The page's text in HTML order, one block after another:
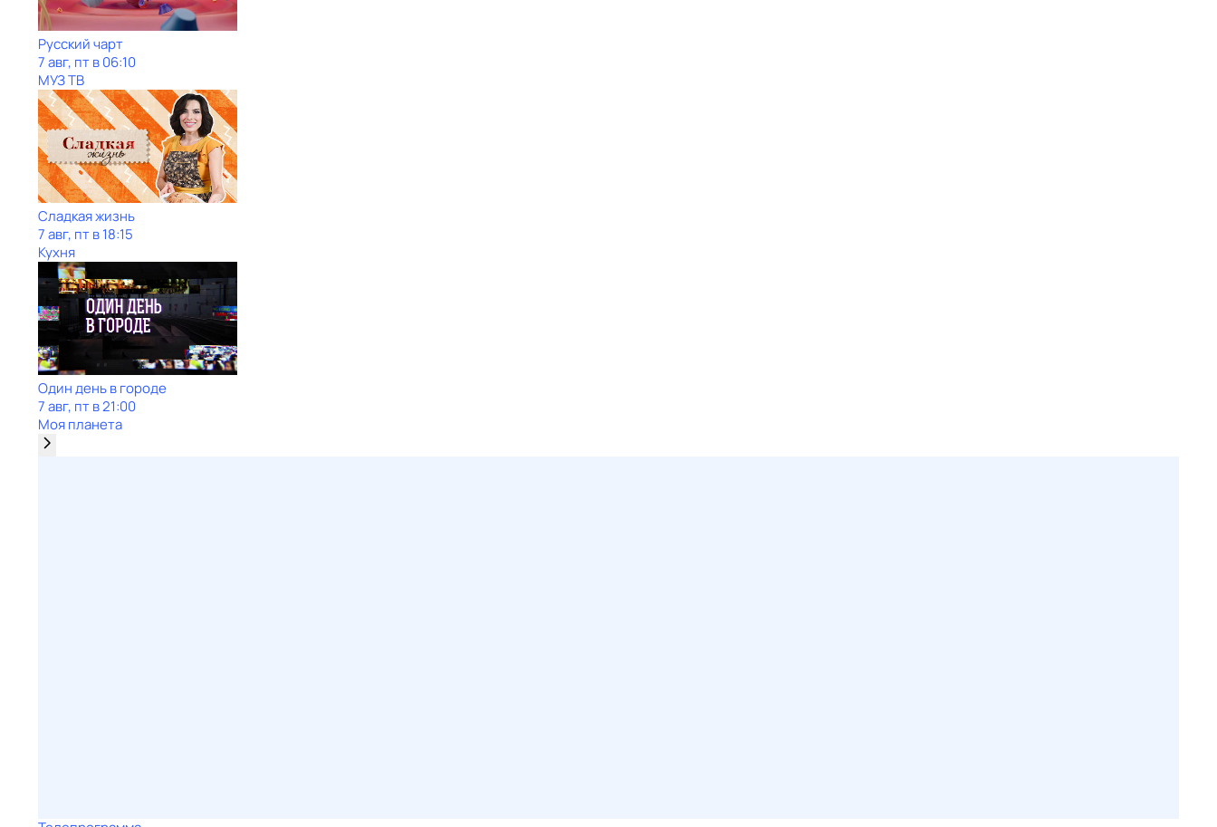
Рycский чарт
7 авг, пт в 06:10
МУЗ ТВ
Сладкая жизнь
7 авг, пт в 18:15
Кухня
Один день в городе
7 авг, пт в 21:00
Моя планета